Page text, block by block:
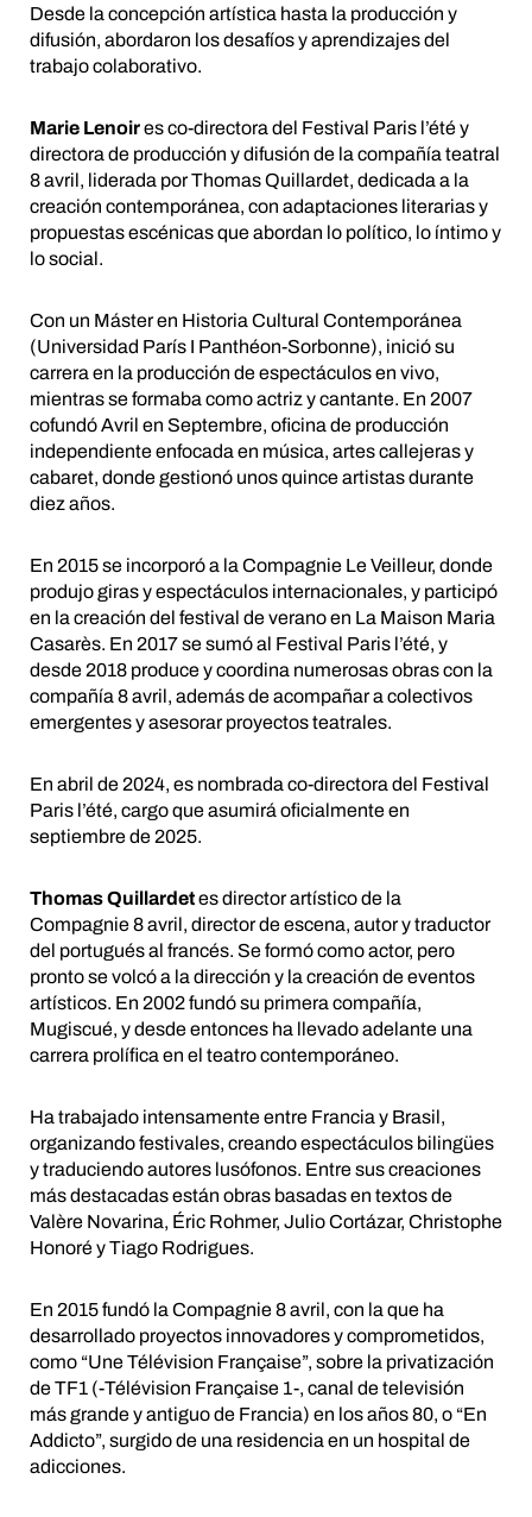
Desde la concepción artística hasta la producción y
difusión, abordaron los desafíos y aprendizajes del
trabajo colaborativo.
Marie Lenoires co-directora del Festival Paris l’été y
directora de producción y difusión de la compañía teatral
8 avril, liderada por Thomas Quillardet, dedicada a la
creación contemporánea, con adaptaciones literarias y
propuestas escénicas que abordan lo político, lo íntimo y
lo social.
Con un Máster en Historia Cultural Contemporánea
(Universidad París I Panthéon-Sorbonne), inició su
carrera en la producción de espectáculos en vivo,
mientras se formaba como actriz y cantante. En 2007
cofundó Avril en Septembre, oficina de producción
independiente enfocada en música, artes callejeras y
cabaret, donde gestionó unos quince artistas durante
diez años.
En 2015 se incorporó a la Compagnie Le Veilleur, donde
produjo giras y espectáculos internacionales, y participó
en la creación del festival de verano en La Maison Maria
Casarès. En 2017 se sumó al Festival Paris l’été, y
desde 2018 produce y coordina numerosas obras con la
compañía 8 avril, además de acompañar a colectivos
emergentes y asesorar proyectos teatrales.
En abril de 2024, es nombrada co-directora del Festival
Paris l’été, cargo que asumirá oficialmente en
septiembre de 2025.
Thomas Quillardetes director artístico de la
Compagnie 8 avril, director de escena, autor y traductor
del portugués al francés. Se formó como actor, pero
pronto se volcó a la dirección y la creación de eventos
artísticos. En 2002 fundó su primera compañía,
Mugiscué, y desde entonces ha llevado adelante una
carrera prolífica en el teatro contemporáneo.
Ha trabajado intensamente entre Francia y Brasil,
organizando festivales, creando espectáculos bilingües
y traduciendo autores lusófonos. Entre sus creaciones
más destacadas están obras basadas en textos de
Valère Novarina, Éric Rohmer, Julio Cortázar, Christophe
Honoré y Tiago Rodrigues.
En 2015 fundó la Compagnie 8 avril, con la que ha
desarrollado proyectos innovadores y comprometidos,
como “Une Télévision Française”, sobre la privatización
de TF1 (-Télévision Française 1-, canal de televisión
más grande y antiguo de Francia) en los años 80, o “En
Addicto”, surgido de una residencia en un hospital de
adicciones.